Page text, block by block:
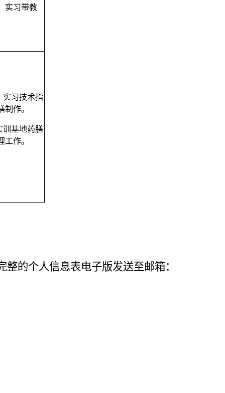
实习带教
实习技术指
制作。
训基地药膳
工作。
整的个人信息表电子版发送至邮箱：